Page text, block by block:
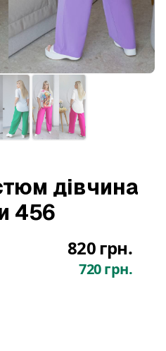
дівчина
456
820 грн.
720 грн.